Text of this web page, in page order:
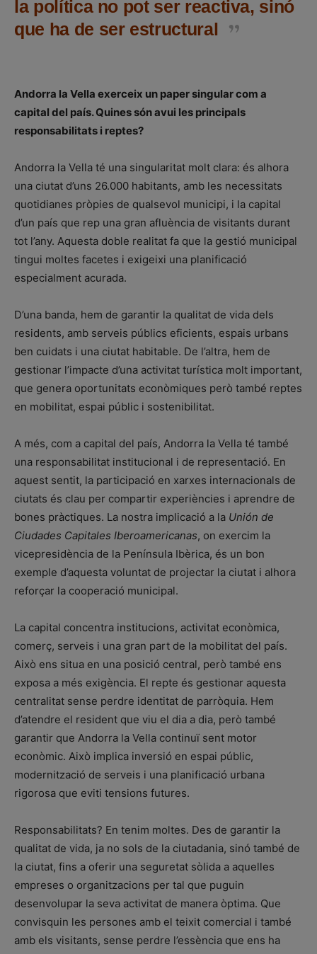
la política no pot ser reactiva, sinó
que ha de ser estructural
Andorra la Vella exerceix un paper singular com a
capital del país. Quines són avui les principals
responsabilitats i reptes?
Andorra la Vella té una singularitat molt clara: és alhora
una ciutat d’uns 26.000 habitants, amb les necessitats
quotidianes pròpies de qualsevol municipi, i la capital
d’un país que rep una gran afluència de visitants durant
tot l’any. Aquesta doble realitat fa que la gestió municipal
tingui moltes facetes i exigeixi una planificació
especialment acurada.
D’una banda, hem de garantir la qualitat de vida dels
residents, amb serveis públics eficients, espais urbans
ben cuidats i una ciutat habitable. De l’altra, hem de
gestionar l’impacte d’una activitat turística molt important,
que genera oportunitats econòmiques però també reptes
en mobilitat, espai públic i sostenibilitat.
A més, com a capital del país, Andorra la Vella té també
una responsabilitat institucional i de representació. En
aquest sentit, la participació en xarxes internacionals de
ciutats és clau per compartir experiències i aprendre de
bones pràctiques. La nostra implicació a la Unión de
Ciudades Capitales Iberoamericanas, on exercim la
vicepresidència de la Península Ibèrica, és un bon
exemple d’aquesta voluntat de projectar la ciutat i alhora
reforçar la cooperació municipal.
La capital concentra institucions, activitat econòmica,
comerç, serveis i una gran part de la mobilitat del país.
Això ens situa en una posició central, però també ens
exposa a més exigència. El repte és gestionar aquesta
centralitat sense perdre identitat de parròquia. Hem
d’atendre el resident que viu el dia a dia, però també
garantir que Andorra la Vella continuï sent motor
econòmic. Això implica inversió en espai públic,
modernització de serveis i una planificació urbana
rigorosa que eviti tensions futures.
Responsabilitats? En tenim moltes. Des de garantir la
qualitat de vida, ja no sols de la ciutadania, sinó també de
la ciutat, fins a oferir una seguretat sòlida a aquelles
empreses o organitzacions per tal que puguin
desenvolupar la seva activitat de manera òptima. Que
convisquin les persones amb el teixit comercial i també
amb els visitants, sense perdre l’essència que ens ha